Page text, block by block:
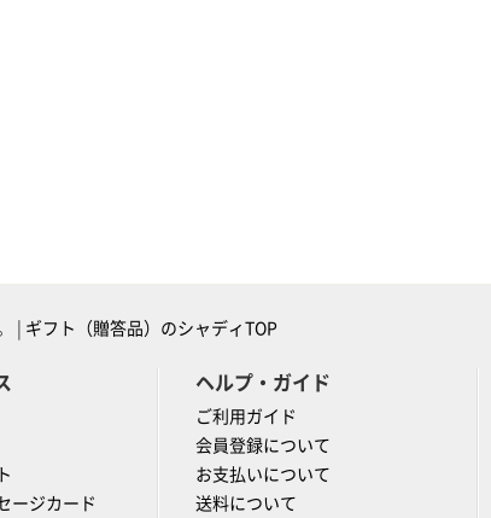
| ギフト（贈答品）のシャディTOP
ージカード
ヘルプ・ガイド
ご利用ガイド
会員登録について
お支払いについて
送料について